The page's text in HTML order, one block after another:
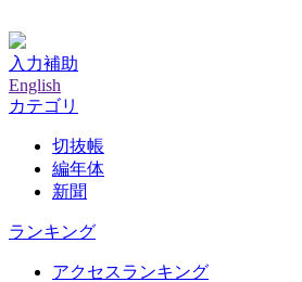
入力補助
English
カテゴリ
切抜帳
編年体
新聞
ランキング
アクセスランキング